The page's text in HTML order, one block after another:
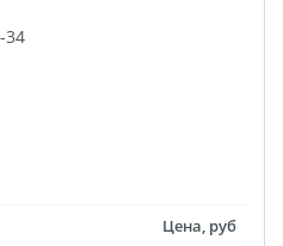
34
Цена, руб